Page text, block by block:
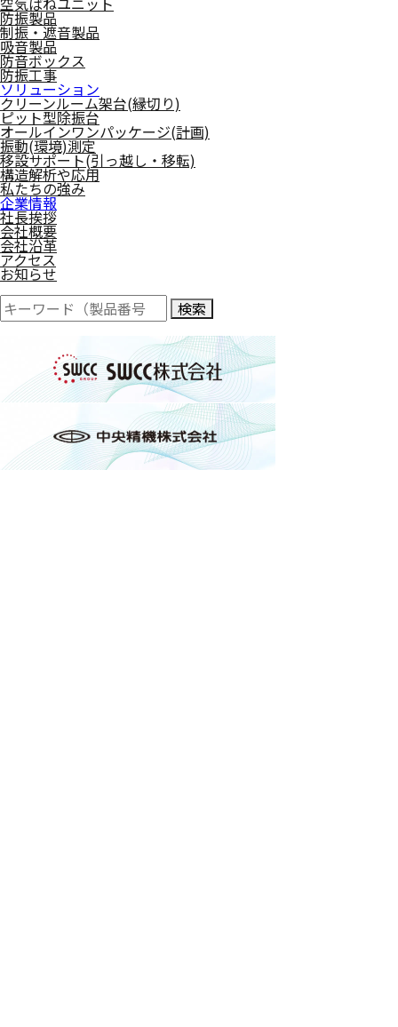
防振製品
制振・遮音製品
吸音製品
防音ボックス
防振工事
ソリューション
クリーンルーム架台(縁切り)
ピット型除振台
オールインワンパッケージ(計画)
振動(環境)測定
移設サポート(引っ越し・移転)
構造解析や応用
私たちの強み
企業情報
社長挨拶
会社概要
会社沿革
アクセス
お知らせ
検索